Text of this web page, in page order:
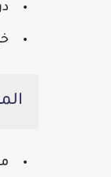
خبرة